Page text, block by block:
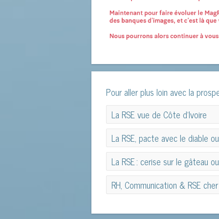
Pour aller plus loin avec la
La RSE vue de Côte d’Ivoire
La RSE vue de Côte d’Ivoire
La RSE, pacte avec le diable
La RSE, pacte avec le diable
La RSE : cerise sur le gâteau
La RSE : cerise sur le gâteau
RH, Communication & RSE